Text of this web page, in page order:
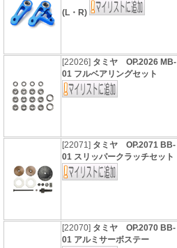
(L・R)
[22026] タミヤ OP.2026 MB-
01 フルベアリングセット
[22071] タミヤ OP.2071 BB-
01 スリッパークラッチセット
[22070] タミヤ OP.2070 BB-
01 アルミサーボステー